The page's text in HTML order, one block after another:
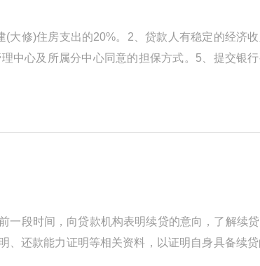
修)住房支出的20%。2、贷款人有稳定的经济
中心及所属分中心同意的担保方式。5、提交银
一段时间，向贷款机构表明续贷的意向，了解续
还款能力证明等相关资料，以证明自身具备续